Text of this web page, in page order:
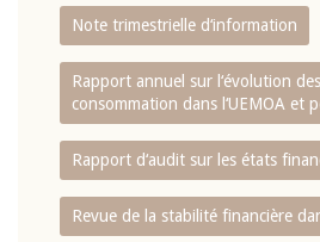
Note trimestrielle d‘information
Rapport annuel sur l‘évolution
consommation dans l‘UEMOA et
Rapport d‘audit sur les états
Revue de la stabilité financière